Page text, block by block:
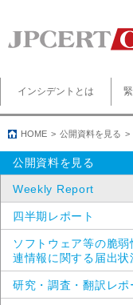
インシデントとは
HOME 公開資料を見る
公開資料を見る
Weekly Report
四半期レポート
ソフトウェア等の脆弱
連情報に関する届出状
研究・調査・翻訳レポ